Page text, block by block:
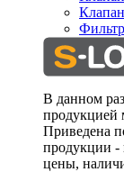
В данном
продукцией
Приведена
продукции -
цены,